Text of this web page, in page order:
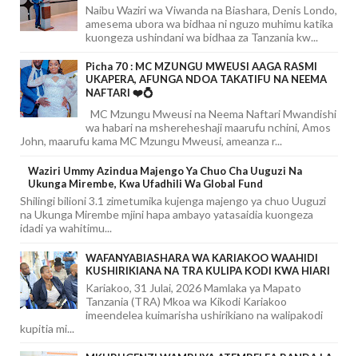
Naibu Waziri wa Viwanda na Biashara, Denis Londo,
amesema ubora wa bidhaa ni nguzo muhimu katika
kuongeza ushindani wa bidhaa za Tanzania kw...
Picha 70 : MC MZUNGU MWEUSI AAGA RASMI
UKAPERA, AFUNGA NDOA TAKATIFU NA NEEMA
NAFTARI ❤️💍
MC Mzungu Mweusi na Neema Naftari Mwandishi
wa habari na mshereheshaji maarufu nchini, Amos
John, maarufu kama MC Mzungu Mweusi, ameanza r...
Waziri Ummy Azindua Majengo Ya Chuo Cha Uuguzi Na
Ukunga Mirembe, Kwa Ufadhili Wa Global Fund
Shilingi bilioni 3.1 zimetumika kujenga majengo ya chuo Uuguzi
na Ukunga Mirembe mjini hapa ambayo yatasaidia kuongeza
idadi ya wahitimu...
WAFANYABIASHARA WA KARIAKOO WAAHIDI
KUSHIRIKIANA NA TRA KULIPA KODI KWA HIARI
Kariakoo, 31 Julai, 2026 Mamlaka ya Mapato
Tanzania (TRA) Mkoa wa Kikodi Kariakoo
imeendelea kuimarisha ushirikiano na walipakodi
kupitia mi...